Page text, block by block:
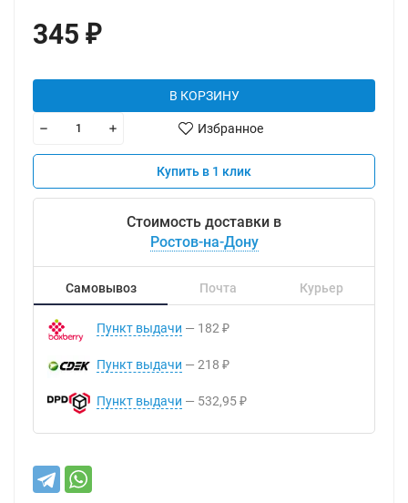
345 ₽
В КОРЗИНУ
Избранное
Купить в 1 клик
Стоимость доставки в
Ростов-на-Дону
Самовывоз Почта Курьер
Пункт выдачи 182 ₽
Пункт выдачи 218 ₽
Пункт выдачи 532,95 ₽